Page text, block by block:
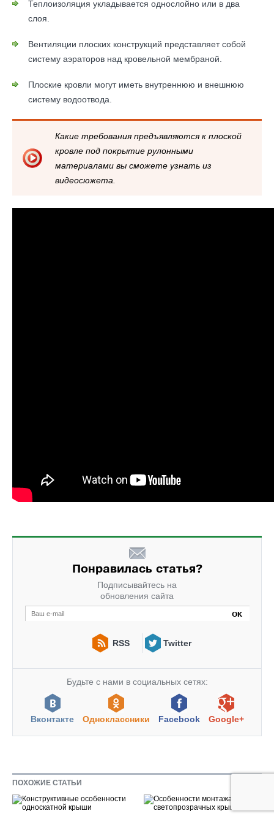
Теплоизоляция укладывается однослойно или в два
слоя.
Вентиляции плоских конструкций представляет собой
систему аэраторов над кровельной мембраной.
Плоские кровли могут иметь внутреннюю и внешнюю
систему водоотвода.
Какие требования предъявляются к плоской
кровле под покрытие рулонными
материалами вы сможете узнать из
видеосюжета.
Понравилась статья?
Подписывайтесь на
обновления сайта
RSS Twitter
Будьте с нами в социальных сетях:
Вконтакте Одноклассники Facebook Google+
ПОХОЖИЕ СТАТЬИ